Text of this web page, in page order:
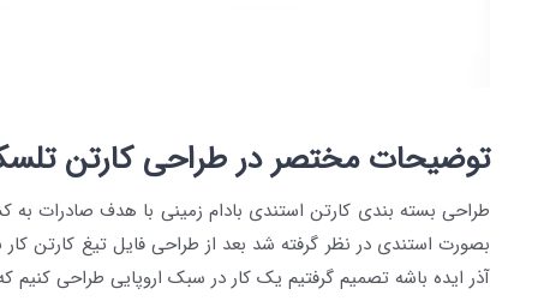
توضیحات مختصر در طراحی کارتن
طراحی بسته بندی کارتن استندی بادام زمینی با هدف صادرات به
بصورت استندی در نظر گرفته شد بعد از طراحی فایل تیغ کارتن
آذر ایده باشه تصمیم گرفتیم یک کار در سبک اروپایی طراحی